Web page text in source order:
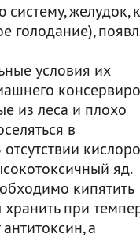
желудок,
голодание),
условия их
из леса и плохо
в
яд.
кипятить
при
а